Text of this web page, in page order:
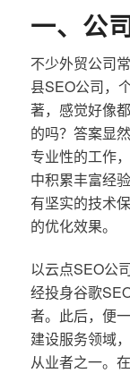
一、公
不少外贸公司
县SEO公司，
著，感觉好像
的吗？答案显
专业性的工作
中积累丰富经
有坚实的技术
的优化效果。
以云点SEO公
经投身谷歌
者。此后，便
建设服务领域
从业者之一。